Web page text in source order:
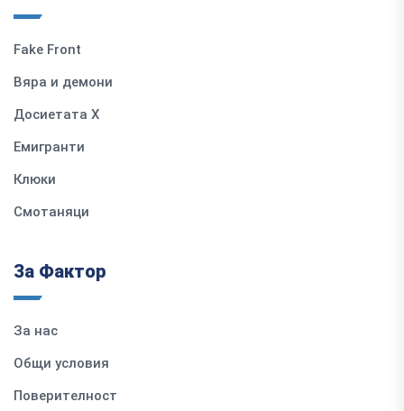
Fake Front
Вяра и демони
Досиетата Х
Емигранти
Клюки
Смотаняци
За Фактор
За нас
Общи условия
Поверителност